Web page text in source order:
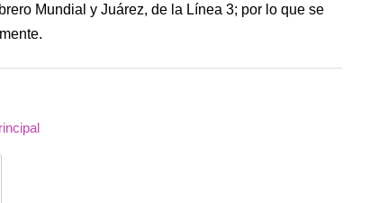
Mundial y Juárez, de la Línea 3; por lo que se